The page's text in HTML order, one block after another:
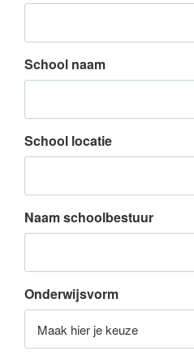
School naam
School locatie
Naam schoolbestuur
Onderwijsvorm